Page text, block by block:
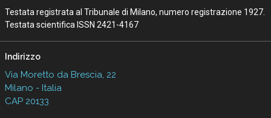
Testata registrata al Tribunale di Milano, numero registrazione 1927.
Testata scientifica ISSN 2421-4167
Indirizzo
Via Moretto da Brescia, 22
Milano - Italia
CAP 20133